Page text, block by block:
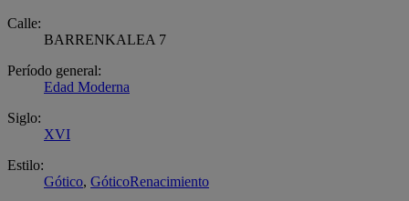
Calle:
BARRENKALEA 7
Período general:
Edad Moderna
Siglo:
XVI
Estilo:
Gótico, GóticoRenacimiento